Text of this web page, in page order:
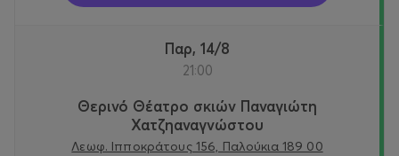
Παρ, 14/8
21:00
Θερινό Θέατρο σκιών Παναγιώτη
Χατζηαναγνώστου
Λεωφ. Ιπποκράτους 156, Παλούκια 189 00